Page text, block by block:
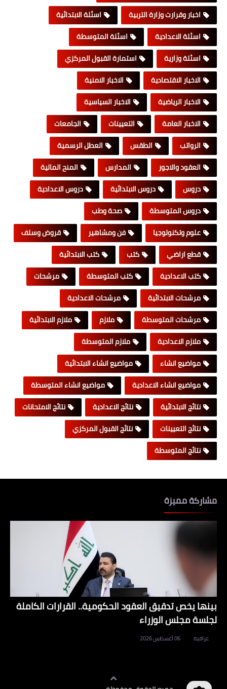
اخبار وقرارت وزارة التربية
اسئلة الابتدائية
اسئلة الاعدادية
اسئلة المتوسطة
اسئلة وزارية
استمارة القبول المركزي
الاخبار الاقتصادية
الاخبار الامنية
الاخبار الرياضية
الاخبار السياسية
الاخبار العامة
التعيينات
الجامعات
الرواتب
الطقس
العطل الرسمية
العقود والاجور
المدارس
المنح المالية
دروس
دروس الابتدائية
دروس الاعدادية
دروس المتوسطة
صحة وطب
علوم وتكنولوجيا
فن ومشاهير
قروض وسلف
قطع اراضي
كتب
كتب الابتدائية
كتب الاعدادية
كتب المتوسطة
مرشحات
مرشحات الابتدائية
مرشحات الاعدادية
مرشحات المتوسطة
ملازم
ملازم الابتدائية
ملازم الاعدادية
ملازم المتوسطة
مواضيع انشاء
مواضيع انشاء الابتدائية
مواضيع انشاء الاعدادية
مواضيع انشاء المتوسطة
نتائج الابتدائية
نتائج الاعدادية
نتائج الامتحانات
نتائج التعيينات
نتائج القبول المركزي
نتائج المتوسطة
مشاركة مميزة
بينها يخص تدقيق العقود الحكومية.. القرارات الكاملة
لجلسة مجلس الوزراء
عراقية 06 أغسطس 2026